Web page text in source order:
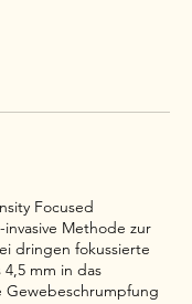
Focused
Methode zur
dringen fokussierte
4,5 mm in das
Gewebeschrumpfung